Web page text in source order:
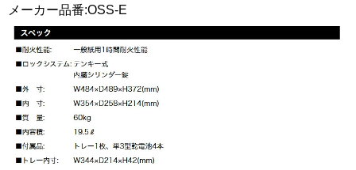
メーカー品番:OSS-E